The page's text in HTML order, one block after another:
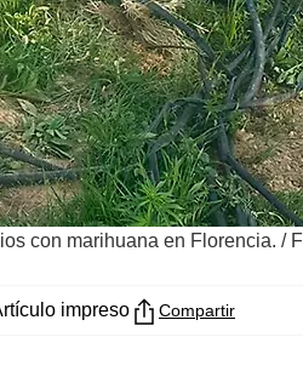
con marihuana en Florencia. /
impreso Compartir